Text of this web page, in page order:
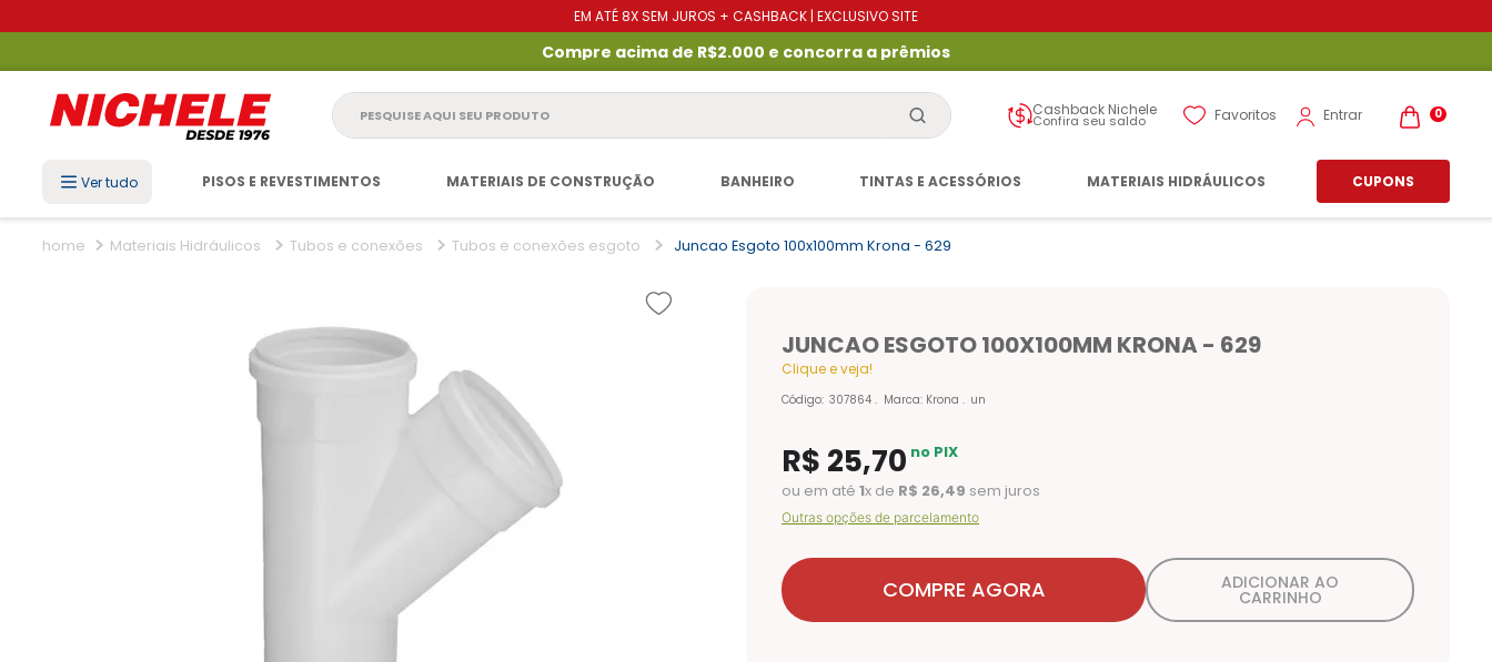
EM ATÉ 8X SEM JUROS + CASHBACK | EXCLUSIVO SITE
Compre acima de R$2.000 e concorra a prêmios
Pesquise aqui seu produto Cashback Nichele
Confira seu saldo Favoritos Entrar 0
Ver tudo PISOS E REVESTIMENTOS MATERIAIS DE CONSTRUÇÃO BANHEIRO TINTAS E ACESSÓRIOS MATERIAIS HIDRÁULICOS CUPONS
Materiais Hidráulicos Tubos e conexões Tubos e conexões esgoto Juncao Esgoto 100x100mm Krona - 629
JUNCAO ESGOTO 100X100MM KRONA - 629
Clique e veja!
Código: 307864 Marca: Krona un
R$ 25,70 no PIX
ou em até 1x de R$ 26,49 sem juros
Outras opções de parcelamento
COMPRE AGORA ADICIONAR AO
CARRINHO